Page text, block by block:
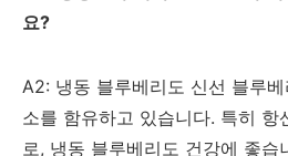
요?
A2: 냉동 블루베리도 신선 블루
소를 함유하고 있습니다. 특히 항
로, 냉동 블루베리도 건강에 좋습